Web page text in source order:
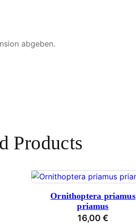
abgeben.
Products
Ornithoptera priamus
priamus
16,00 €